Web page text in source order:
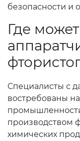
безопасности и
Где
Специалисты с
востребованы
производством
химических